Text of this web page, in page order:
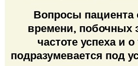
Вопросы
времени, побочных
частоте успеха и
подразумевается под